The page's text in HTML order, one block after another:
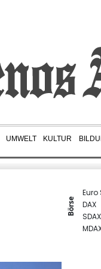
UMWELT KULTUR
Börse
Euro
DAX
SDAX